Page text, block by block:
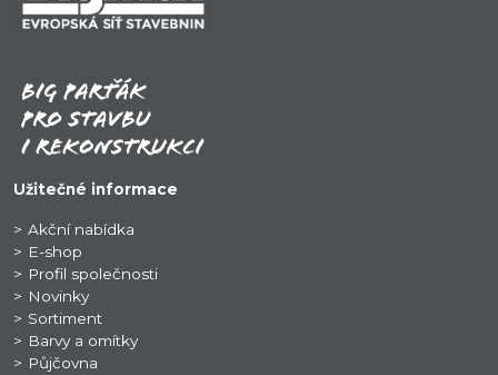
Užitečné informace
Akční nabídka
E-shop
Profil společnosti
Novinky
Sortiment
Barvy a omítky
Půjčovna